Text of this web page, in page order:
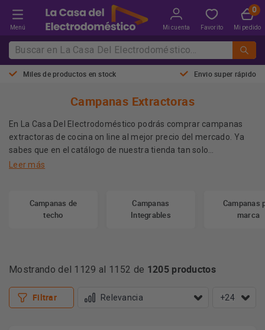
Menú Mi cuenta Favorito Mi pedido
Miles de productos en stock Envio super rápido
Campanas Extractoras
En La Casa Del Electrodoméstico podrás comprar campanas
extractoras de cocina on line al mejor precio del mercado. Ya
sabes que en el catálogo de nuestra tienda tan solo
encontrarás
buscando.
Más información
Leer más
Campanas de
techo
Campanas
Integrables
Campanas
marca
Mostrando del 1129 al 1152 de 1205 productos
Filtrar +24